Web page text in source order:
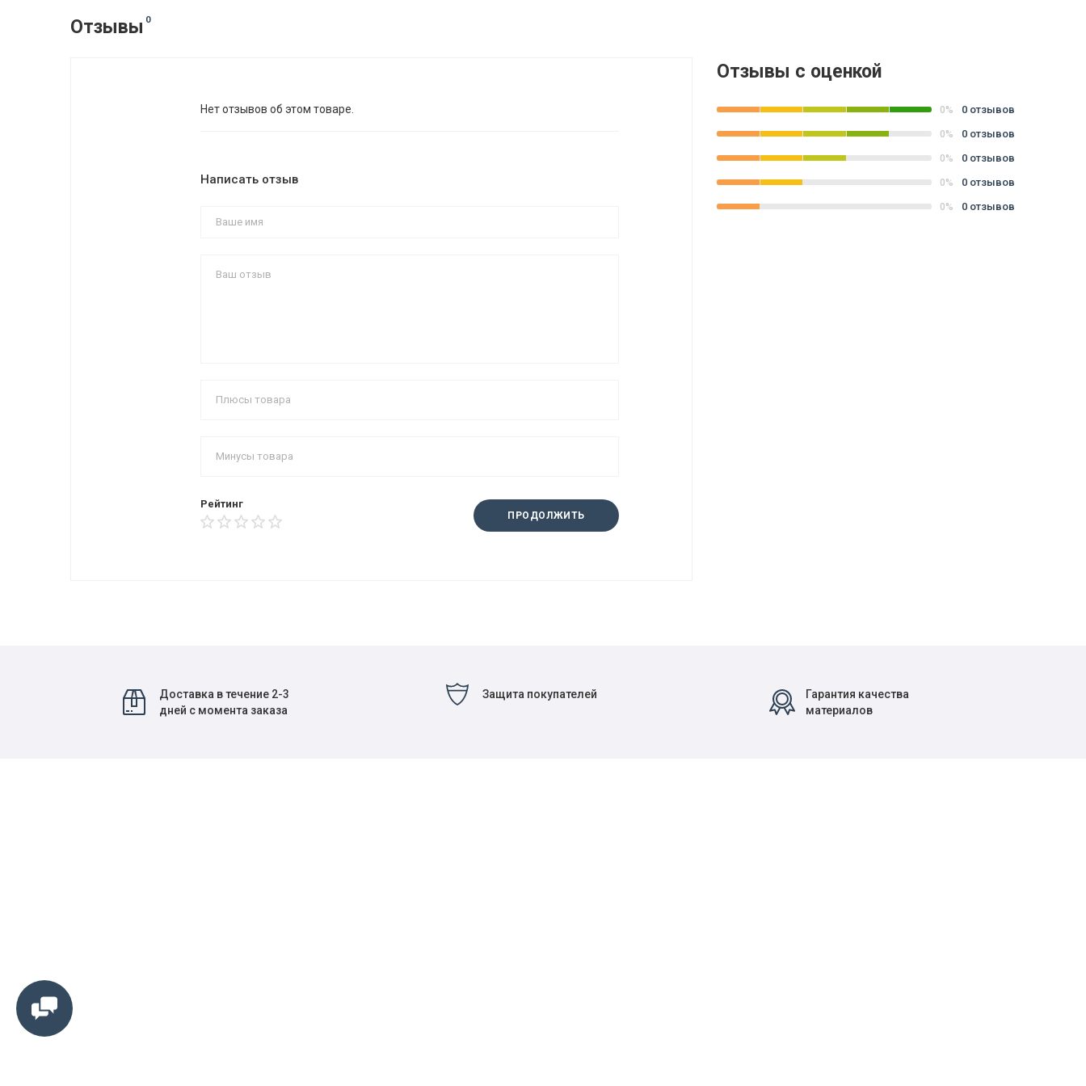
Отзывы 0
Нет отзывов об этом товаре.
Написать отзыв
Рейтинг
ПРОДОЛЖИТЬ
Отзывы с оценкой
0% 0 отзывов
0% 0 отзывов
0% 0 отзывов
0% 0 отзывов
0% 0 отзывов
Доставка в течение 2-3
дней с момента заказа
Защита покупателей
Гарантия качества
материалов